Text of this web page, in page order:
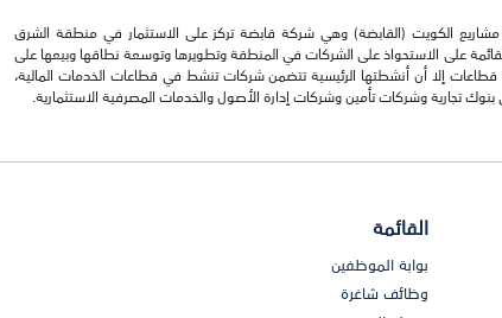
مشاريع الكويت (القابضة) وهي شركة قابضة تركز على الاستثمار في منطقة الشرق
على الاستحواذ على الشركات في المنطقة وتطويرها وتوسعة نطاقها وبيعها على
في عدة قطاعات إلا أن أنشطتها الرئيسية تتضمن شركات تنشط في قطاعات الخدمات المالية،
تجارية وشركات تأمين وشركات إدارة الأصول والخدمات المصرفية الاستثمارية.
القائمة
بوابة الموظفين
وظائف شاغرة